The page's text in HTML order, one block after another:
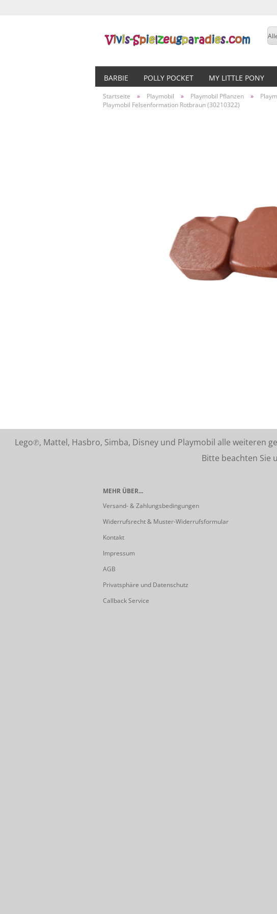
BARBIE POLLY POCKET MY LITTLE PONY
Startseite » Playmobil » Playmobil Pflanzen »
Playmobil Felsenformation Rotbraun (30210322)
Lego℗, Mattel, Hasbro, Simba, Disney und Playmobil alle weiteren
Bitte beachten Sie
MEHR ÜBER...
Versand- & Zahlungsbedingungen
Widerrufsrecht & Muster-Widerrufsformular
Kontakt
Impressum
AGB
Privatsphäre und Datenschutz
Callback Service